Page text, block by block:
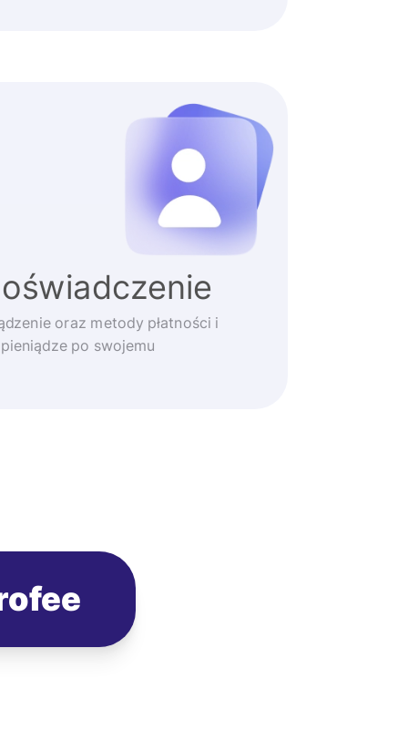
oraz metody płatności i
po swojemu